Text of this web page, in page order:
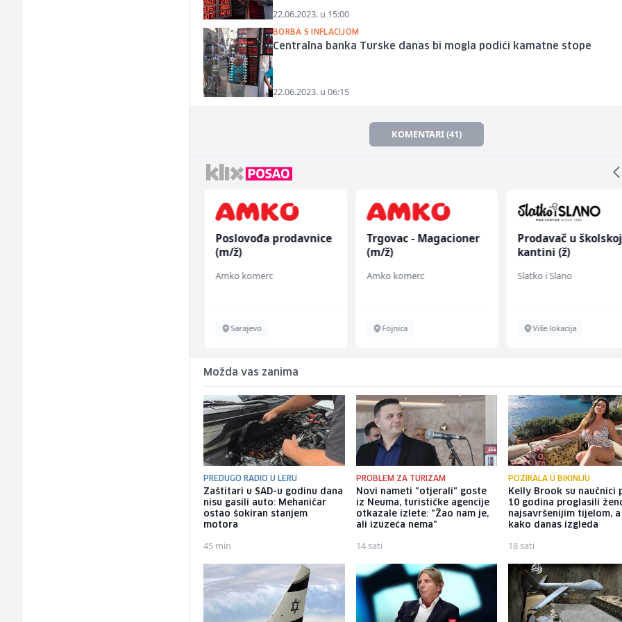
22.06.2023. u 15:00
BORBA S INFLACIJOM
Centralna banka Turske danas bi mogla podići kamatne stope
22.06.2023. u 06:15
KOMENTARI (41)
Poslovođa prodavnice
(m/ž)
Amko komerc
Sarajevo
Trgovac - Magacioner
(m/ž)
Amko komerc
Fojnica
Prodavač u školskoj
kantini (ž)
Slatko i Slano
Više lokacija
Možda vas zanima
PREDUGO RADIO U LERU
Zaštitari u SAD-u godinu dana
nisu gasili auto: Mehaničar
ostao šokiran stanjem
motora
45 min
PROBLEM ZA TURIZAM
Novi nameti "otjerali" goste
iz Neuma, turističke agencije
otkazale izlete: "Žao nam je,
ali izuzeća nema"
14 sati
POZIRALA U BIKINIJU
Kelly Brook su naučnici
10 godina proglasili
najsavršenijim tijelom, a
kako danas izgleda
18 sati